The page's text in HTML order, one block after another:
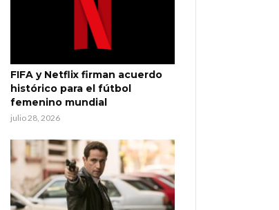
FIFA y Netflix firman acuerdo
histórico para el fútbol
femenino mundial
julio 28, 2026